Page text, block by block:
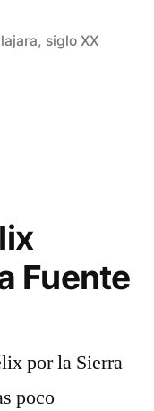
, siglo XX
Fuente
por la Sierra
poco